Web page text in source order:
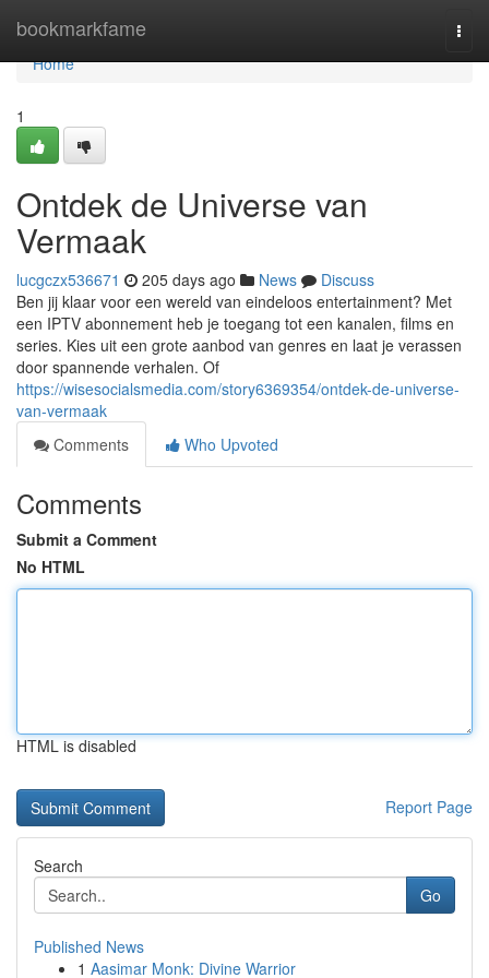
bookmarkfame
Home
Home
1
Ontdek de Universe van
Vermaak
lucgczx536671 205 days ago News
Discuss
Ben jij klaar voor een wereld van eindeloos entertainment? Met
een IPTV abonnement heb je toegang tot een kanalen, films en
series. Kies uit een grote aanbod van genres en laat je verassen
door spannende verhalen. Of
https://wisesocialsmedia.com/story6369354/ontdek-de-universe-
van-vermaak
Comments
Who Upvoted
Comments
Submit a Comment
No HTML
HTML is disabled
Report Page
Search
Go
Published News
1 Aasimar Monk: Divine Warrior